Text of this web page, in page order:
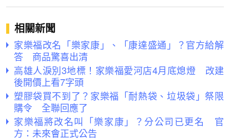
相關新聞
家樂福改名「樂家康」、「康達盛通」？官方給解
答 商品驚喜出清
高雄人淚別3地標！家樂福愛河店4月底熄燈 改建
後開價上看7字頭
塑膠袋買不到了？家樂福「耐熱袋、垃圾袋」祭限
購令 全聯回應了
家樂福將改名叫「樂家康」？分公司已更名 官
方：未來會正式公告